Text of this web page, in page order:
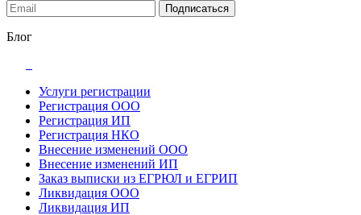
Подписаться
Блог
Услуги регистрации
Регистрация ООО
Регистрация ИП
Регистрация НКО
Внесение изменений ООО
Внесение изменений ИП
Заказ выписки из ЕГРЮЛ и ЕГРИП
Ликвидация ООО
Ликвидация ИП